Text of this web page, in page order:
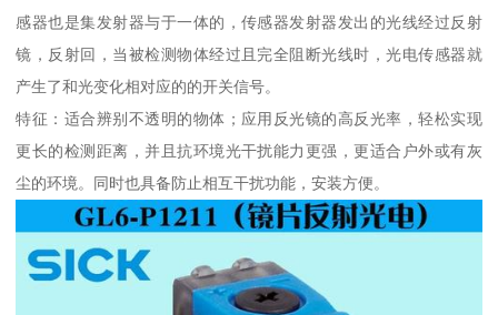
感器也是集发射器与于一体的，传感器发射器发出的光线经过反射
镜，反射回，当被检测物体经过且完全阻断光线时，光电传感器就
产生了和光变化相对应的的开关信号。
特征：适合辨别不透明的物体；应用反光镜的高反光率，轻松实现
更长的检测距离，并且抗环境光干扰能力更强，更适合户外或有灰
尘的环境。同时也具备防止相互干扰功能，安装方便。